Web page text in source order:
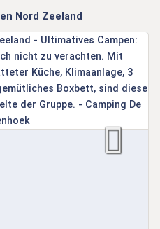
en Nord Zeeland